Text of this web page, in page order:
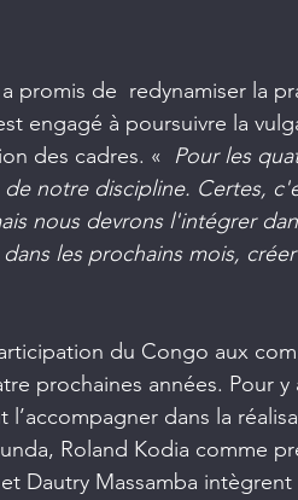
a promis de  redynamiser
engagé à poursuivre la
des cadres. « Pour les
de notre discipline. Certes,
nous devrons l'intégrer
les prochains mois,
du Congo aux
prochaines années. Pour
l’accompagner dans la
Roland Kodia comme
Dautry Massamba